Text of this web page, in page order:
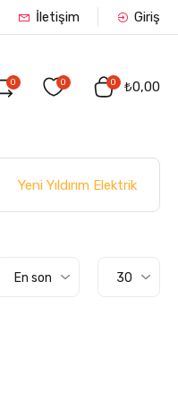
İletişim Giriş
0 0 0 ₺0,00
Yeni Yıldırım Elektrik
En son 30